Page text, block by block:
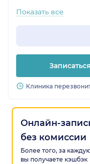
Показать все
Клиника
Онлайн-
без комиссии
Более того, за
вы получаете кэшбэк